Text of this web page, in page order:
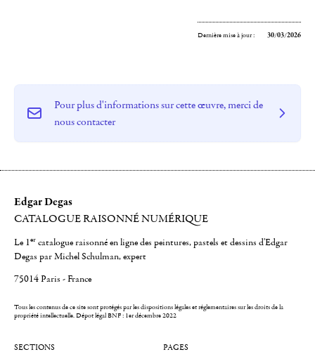
Dernière mise à jour : 30/03/2026
Pour plus d'informations sur cette œuvre, merci de
nous contacter
Edgar Degas
CATALOGUE RAISONNÉ NUMÉRIQUE
Le 1er catalogue raisonné en ligne des peintures, pastels et dessins d'Edgar
Degas par Michel Schulman, expert
75014 Paris - France
Tous les contenus de ce site sont protégés par les dispositions légales et réglementaires sur les droits de la
propriété intellectuelle.Dépot légal BNF : 1er décembre 2022
SECTIONS PAGES